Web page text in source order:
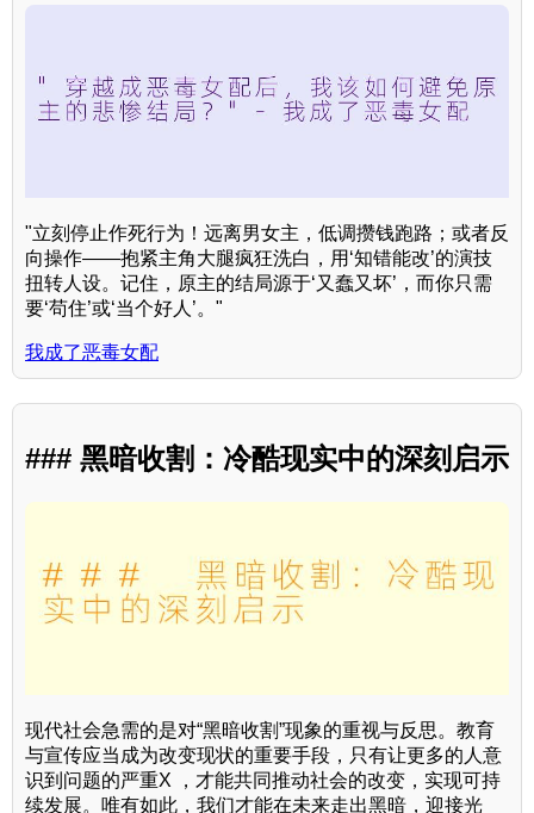
"立刻停止作死行为！远离男女主，低调攒钱跑路；或者反
向操作——抱紧主角大腿疯狂洗白，用‘知错能改’的演技
扭转人设。记住，原主的结局源于‘又蠢又坏’，而你只需
要‘苟住’或‘当个好人’。"
我成了恶毒女配
### 黑暗收割：冷酷现实中的深刻启示
现代社会急需的是对“黑暗收割”现象的重视与反思。教育
与宣传应当成为改变现状的重要手段，只有让更多的人意
识到问题的严重X ，才能共同推动社会的改变，实现可持
续发展。唯有如此，我们才能在未来走出黑暗，迎接光